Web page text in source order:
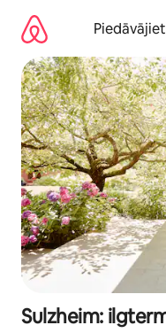
saturu
Sulzheim: